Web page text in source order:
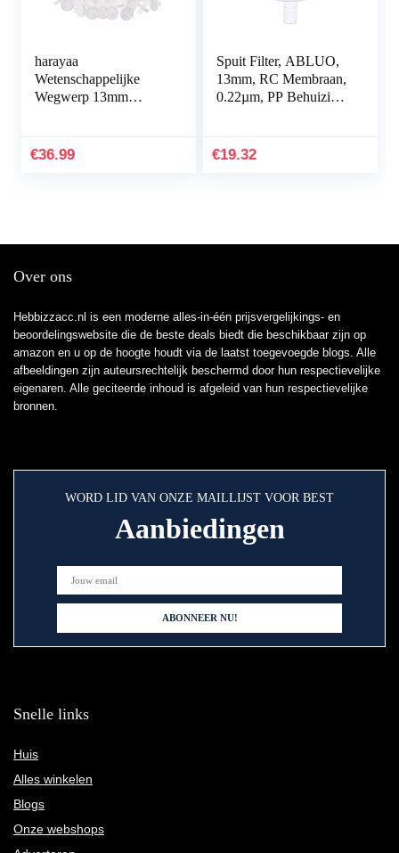
harayaa
Wetenschappelijke
Wegwerp 13mm
€36.99
Spuit Filter, ABLUO,
13mm, RC Membraan,
0.22µm, PP Behuizing,
€19.32
Over ons
Hebbizzacc.nl is een moderne alles-in-één prijsvergelijkings- en
beoordelingswebsite die de beste deals biedt die beschikbaar zijn op
amazon en u op de hoogte houdt via de laatst toegevoegde blogs. Alle
afbeeldingen zijn auteursrechtelijk beschermd door hun respectievelijke
eigenaren. Alle geciteerde inhoud is afgeleid van hun respectievelijke
bronnen.
WORD LID VAN ONZE MAILLIJST VOOR BEST
Aanbiedingen
Snelle links
Huis
Alles winkelen
Blogs
Onze webshops